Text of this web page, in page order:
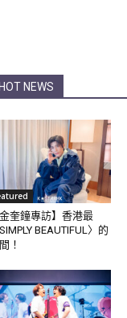
HOT NEWS
金奎鐘專訪】香港最
SIMPLY BEAUTIFUL〉的
！